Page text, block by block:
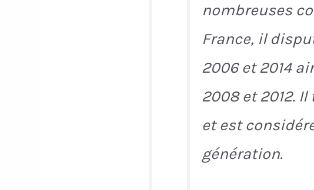
nombreuses
France, il
2006 et 2014
2008 et 2012.
et est
génération.